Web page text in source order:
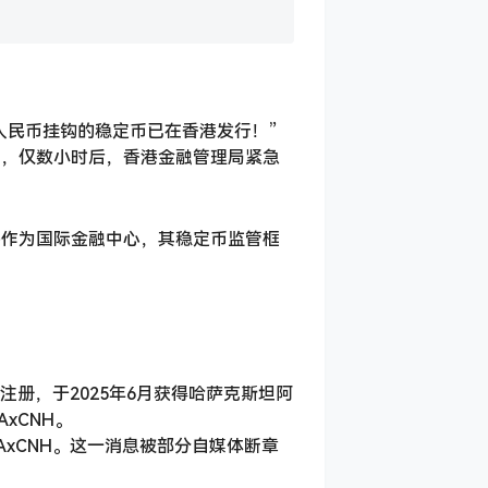
币挂钩的稳定币已在香港发行！”
仅数小时后，香港金融管理局紧急
为国际金融中心，其稳定币监管框
册，于2025年6月获得哈萨克斯坦阿
。
。这一消息被部分自媒体断章